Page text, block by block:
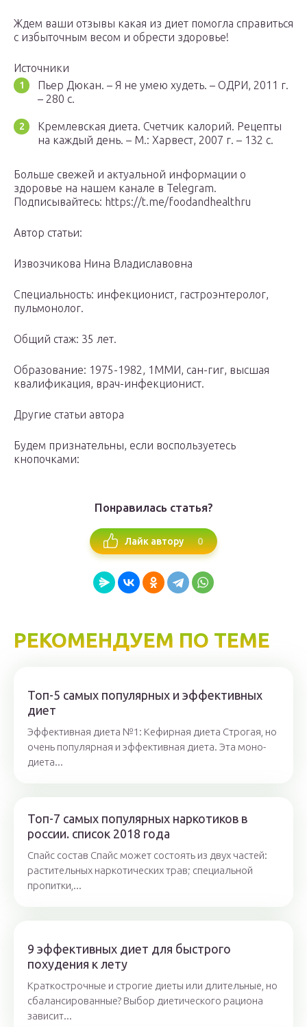
Ждем ваши отзывы какая из диет помогла справиться
с избыточным весом и обрести здоровье!
Источники
Пьер Дюкан. – Я не умею худеть. – ОДРИ, 2011 г.
– 280 с.
Кремлевская диета. Счетчик калорий. Рецепты
на каждый день. – М.: Харвест, 2007 г. – 132 c.
Больше свежей и актуальной информации о
здоровье на нашем канале в Telegram.
Подписывайтесь: https://t.me/foodandhealthru
Автор статьи:
Извозчикова Нина Владиславовна
Специальность: инфекционист, гастроэнтеролог,
пульмонолог.
Общий стаж: 35 лет.
Образование: 1975-1982, 1ММИ, сан-гиг, высшая
квалификация, врач-инфекционист.
Другие статьи автора
Будем признательны, если воспользуетесь
кнопочками:
Понравилась статья?
Лайк автору 0
РЕКОМЕНДУЕМ ПО ТЕМЕ
Топ-5 самых популярных и эффективных
диет
Эффективная диета №1: Кефирная диета Строгая, но
очень популярная и эффективная диета. Эта моно-
диета...
Топ-7 самых популярных наркотиков в
россии. список 2018 года
Спайс состав Спайс может состоять из двух частей:
растительных наркотических трав; специальной
пропитки,...
9 эффективных диет для быстрого
похудения к лету
Краткострочные и строгие диеты или длительные, но
сбалансированные? Выбор диетического рациона
зависит...